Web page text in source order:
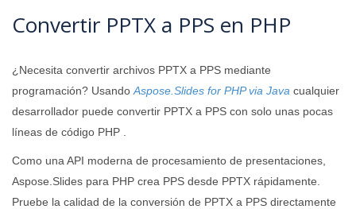
Convertir PPTX a PPS en PHP
¿Necesita convertir archivos PPTX a PPS mediante
programación? Usando Aspose.Slides for PHP via Java cualquier
desarrollador puede convertir PPTX a PPS con solo unas pocas
líneas de código PHP .
Como una API moderna de procesamiento de presentaciones,
Aspose.Slides para PHP crea PPS desde PPTX rápidamente.
Pruebe la calidad de la conversión de PPTX a PPS directamente